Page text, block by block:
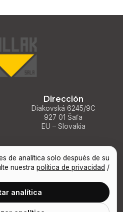
Dirección
Diakovská 6245/9C
927 01 Šaľa
EU – Slovakia
de analítica solo después de su
nuestra política de privacidad /
analítica